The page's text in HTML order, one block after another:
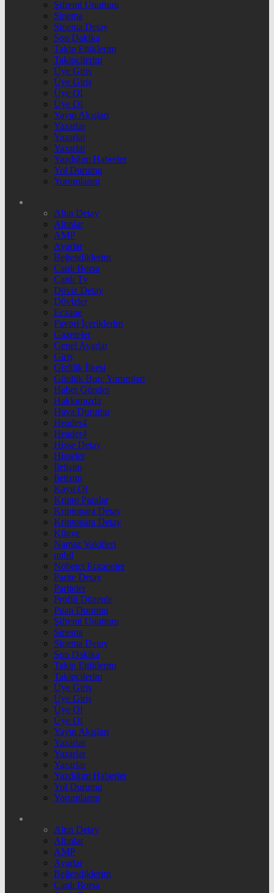
Şifremi Unuttum
Sinema
Sinema Detay
Son Dakika
Takip Ettiklerim
Takipçilerim
Üye Giriş
Üye Giriş
Üye Ol
Üye Ol
Yayın Akışları
Yazarlar
Yazarlar
Yazarlar
Yazdığım Haberler
Yol Durumu
Yorumlarım
Altın Detay
Altınlar
AMP
Ayarlar
Beğendiklerim
Canlı Borsa
Canlı Tv
Döviz Detay
Dövizler
Eczane
Favori İçeriklerim
Gazeteler
Genel Ayarlar
Giriş
Gizlilik İlkesi
Günlük Burç Yorumları
Haber Gönder
Hakkımızda
Hava Durumu
Header4
Header4
Hisse Detay
Hisseler
İletişim
İletişim
Kayıt Ol
Kripto Paralar
Kriptopara Detay
Kriptopara Detay
Künye
Namaz Vakitleri
nnbil
Nöbetçi Eczaneler
Parite Detay
Pariteler
Profili Düzenle
Puan Durumu
Şifremi Unuttum
Sinema
Sinema Detay
Son Dakika
Takip Ettiklerim
Takipçilerim
Üye Giriş
Üye Giriş
Üye Ol
Üye Ol
Yayın Akışları
Yazarlar
Yazarlar
Yazarlar
Yazdığım Haberler
Yol Durumu
Yorumlarım
Altın Detay
Altınlar
AMP
Ayarlar
Beğendiklerim
Canlı Borsa